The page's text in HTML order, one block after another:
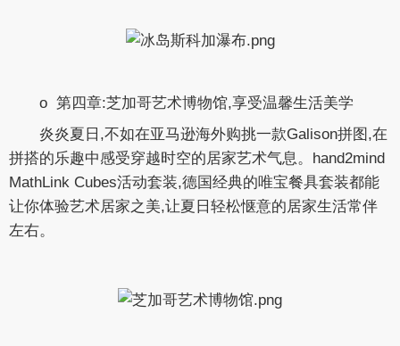
o 第四章:芝加哥艺术博物馆,享受温馨生活美学
炎炎夏日,不如在亚马逊海外购挑一款Galison拼图,在
拼搭的乐趣中感受穿越时空的居家艺术气息。hand2mind
MathLink Cubes活动套装,德国经典的唯宝餐具套装都能
让你体验艺术居家之美,让夏日轻松惬意的居家生活常伴
左右。